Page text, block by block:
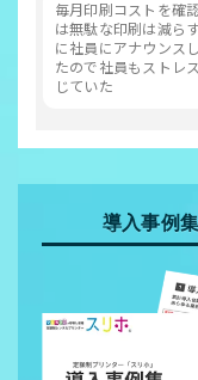
毎月印刷コストを確
は無駄な印刷は減ら
に社員にアナウンス
たので社員もストレ
じていた
導入事例